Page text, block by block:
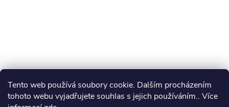
Tento web používá soubory cookie. Dalším procházením
tohoto webu vyjadřujete souhlas s jejich používáním.. Více